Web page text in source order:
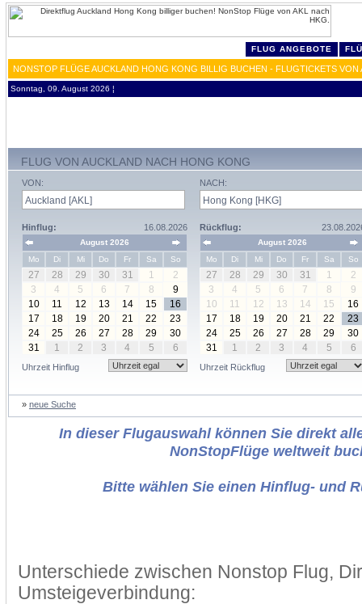
FLUG ANGEBOTE
NONSTOP FLÜGE AUCKLAND HONG KONG BILLIG BUCHEN - FLUGTICKETS VON
Sonntag, 09. August 2026 ¦
FLUG VON AUCKLAND NACH HONG KONG
VON:
Hinflug: 16.08.2026
August 2026
Mo
Di Mi Do Fr Sa So
27 28 29 30 31 1
2
3
4 5 6 7 8
9
10
11 12 13 14 15
16
17
18 19 20 21 22
23
24
25 26 27 28 29
30
31
1 2 3 4 5 6
Uhrzeit Hinflug
NACH:
Rückflug:
August 2026
Mo
Di Mi Do Fr Sa So
27 28 29 30 31 1
2
3
4 5 6 7 8
9
10
11 12 13 14 15
16
17
18 19 20 21 22
23
24
25 26 27 28 29
30
31
1 2 3 4 5 6
Uhrzeit Rückflug
» neue Suche
In dieser Flugauswahl können Sie direkt
NonStopFlüge weltweit
Bitte wählen Sie einen Hinflug- und
Unterschiede zwischen Nonstop Flug,
Umsteigeverbindung: